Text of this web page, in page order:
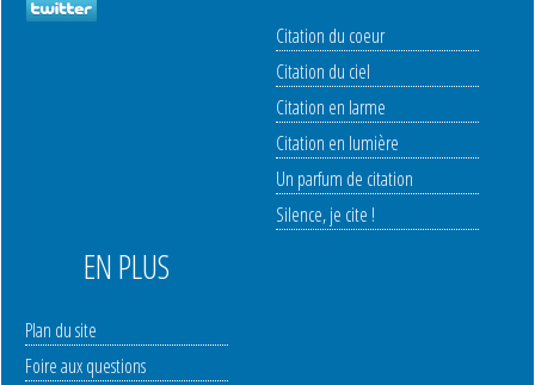
Citation du coeur
Citation du ciel
Citation en larme
Citation en lumière
Un parfum de citation
Silence, je cite !
EN PLUS
Plan du site
Foire aux questions